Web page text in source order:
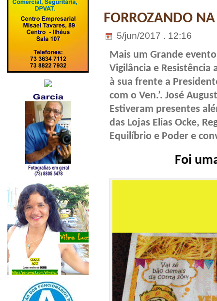
FORROZANDO
5/jun/2017 . 12:16
Mais um Grande
Vigilância e
à sua frente a
com o Ven.’. José
Estiveram presentes
das Lojas Elias Ocke,
Equilíbrio e Poder e
Foi